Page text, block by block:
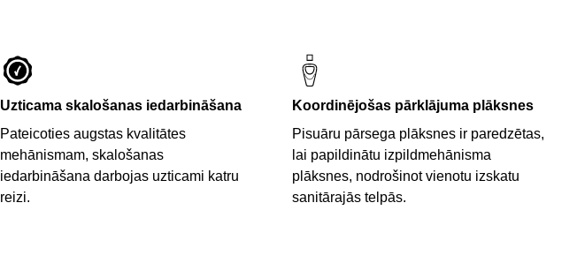
Uzticama skalošanas iedarbināšana
Pateicoties augstas kvalitātes
mehānismam, skalošanas
iedarbināšana darbojas uzticami katru
Koordinējošas pārklājuma plāksnes
Pisuāru pārsega plāksnes ir paredzētas,
lai papildinātu izpildmehānisma
plāksnes, nodrošinot vienotu izskatu